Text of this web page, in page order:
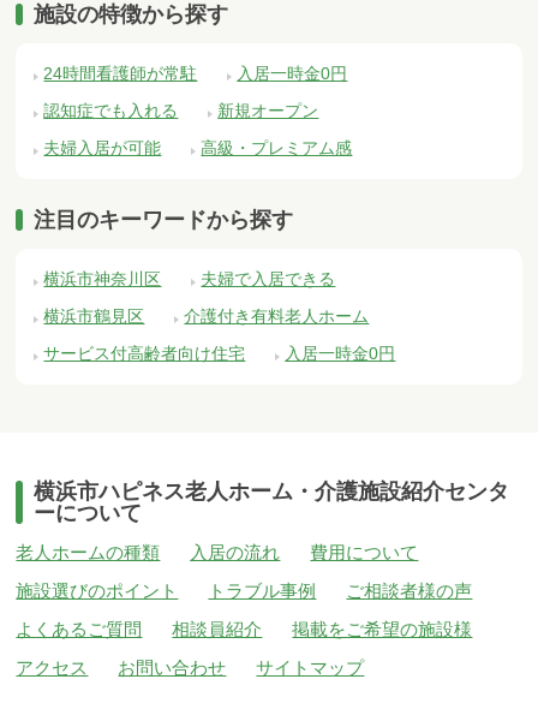
施設の特徴から探す
24時間看護師が常駐
入居一時金0円
認知症でも入れる
新規オープン
夫婦入居が可能
高級・プレミアム感
注目のキーワードから探す
横浜市神奈川区
夫婦で入居できる
横浜市鶴見区
介護付き有料老人ホーム
サービス付高齢者向け住宅
入居一時金0円
横浜市ハピネス老人ホーム・介護施設紹介センタ
ーについて
老人ホームの種類 入居の流れ
費用について
施設選びのポイント
トラブル事例
ご相談者様の声
よくあるご質問
相談員紹介
掲載をご希望の施設様
アクセス
お問い合わせ サイトマップ